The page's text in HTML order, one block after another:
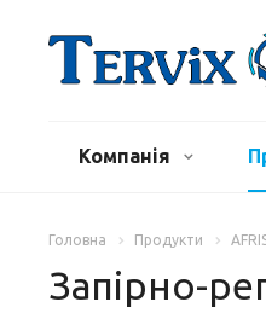
Компанія
Головна Продукти
Запірно-